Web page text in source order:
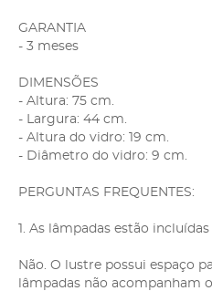
GARANTIA
- 3 meses
DIMENSÕES
- Altura: 75 cm.
- Largura: 44 cm.
- Altura do vidro: 19 cm.
- Diâmetro do vidro: 9 cm.
PERGUNTAS FREQUENTES:
1. As lâmpadas estão
Não. O lustre possui espaço
lâmpadas não acompanham